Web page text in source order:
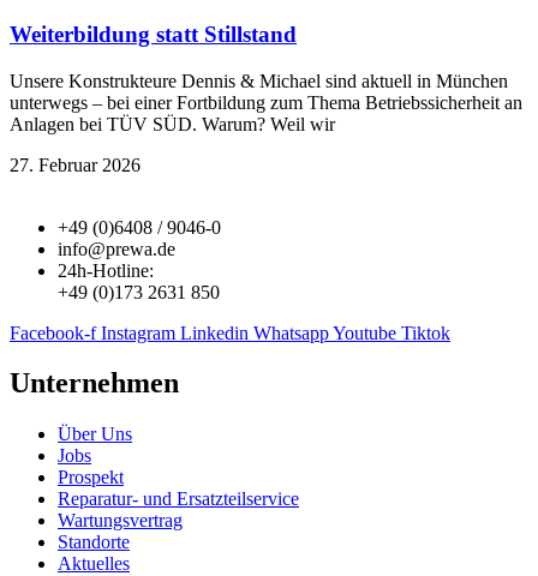
Weiterbildung statt Stillstand
Unsere Konstrukteure Dennis & Michael sind aktuell in München
unterwegs – bei einer Fortbildung zum Thema Betriebssicherheit an
Anlagen bei TÜV SÜD. Warum? Weil wir
27. Februar 2026
+49 (0)6408 / 9046-0
info@prewa.de
24h-Hotline:
+49 (0)173 2631 850
Facebook-f Instagram Linkedin WhatsappYoutube Tiktok
Unternehmen
Über Uns
Jobs
Prospekt
Reparatur- und Ersatzteil­service
Wartungsvertrag
Standorte
Aktuelles